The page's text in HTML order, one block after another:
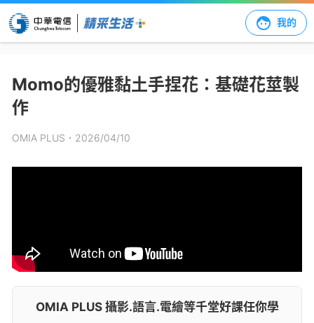
我的
Momo的優雅黏土手捏花：基礎花莖製
作
OMIA PLUS ．2026/04/10
OMIA PLUS 攝影.語言.電繪等千堂好課任你學